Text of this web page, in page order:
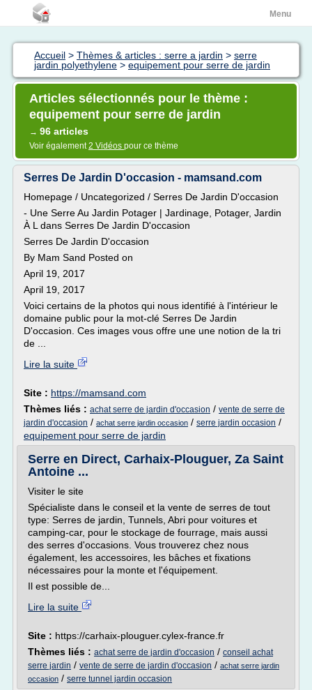
Menu
Accueil > Thèmes & articles : serre a jardin > serre
jardin polyethylene > equipement pour serre de jardin
Articles sélectionnés pour le thème :
equipement pour serre de jardin
→ 96 articles
Voir également2 Vidéos pour ce thème
Serres De Jardin D'occasion - mamsand.com
Homepage / Uncategorized / Serres De Jardin D'occasion
- Une Serre Au Jardin Potager | Jardinage, Potager, Jardin
À L dans Serres De Jardin D'occasion
Serres De Jardin D'occasion
By Mam Sand Posted on
April 19, 2017
April 19, 2017
Voici certains de la photos qui nous identifié à l'intérieur le
domaine public pour la mot-clé Serres De Jardin
D'occasion. Ces images vous offre une une notion de la tri
de ...
Lire la suite
Site : https://mamsand.com
Thèmes liés : achat serre de jardin d'occasion / vente de serre de
jardin d'occasion / achat serre jardin occasion / serre jardin occasion /
equipement pour serre de jardin
Serre en Direct, Carhaix-Plouguer, Za Saint
Antoine ...
Visiter le site
Spécialiste dans le conseil et la vente de serres de tout
type: Serres de jardin, Tunnels, Abri pour voitures et
camping-car, pour le stockage de fourrage, mais aussi
des serres d'occasions. Vous trouverez chez nous
également, les accessoires, les bâches et fixations
nécessaires pour la monte et l'équipement.
Il est possible de...
Lire la suite
Site : https://carhaix-plouguer.cylex-france.fr
Thèmes liés : achat serre de jardin d'occasion / conseil achat
serre jardin / vente de serre de jardin d'occasion / achat serre jardin
occasion / serre tunnel jardin occasion